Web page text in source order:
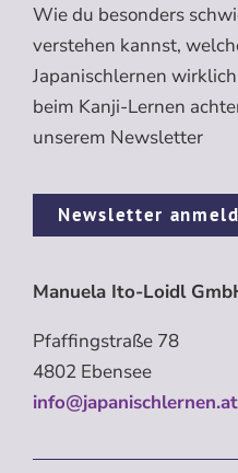
Wie du besonders
verstehen kannst,
Japanischlernen
beim Kanji-Lernen
unserem Newsletter
Newsletter
Manuela Ito-Loidl
Pfaffingstraße 78
4802 Ebensee
info@japanischlernen.at